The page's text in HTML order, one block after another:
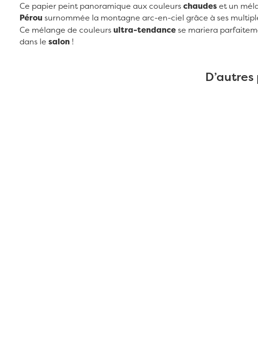
Ce papier peint panoramique aux couleurs chaudes et un
Pérou surnommée la montagne arc-en-ciel grâce à ses
Ce mélange de couleurs ultra-tendance se mariera
dans le salon !